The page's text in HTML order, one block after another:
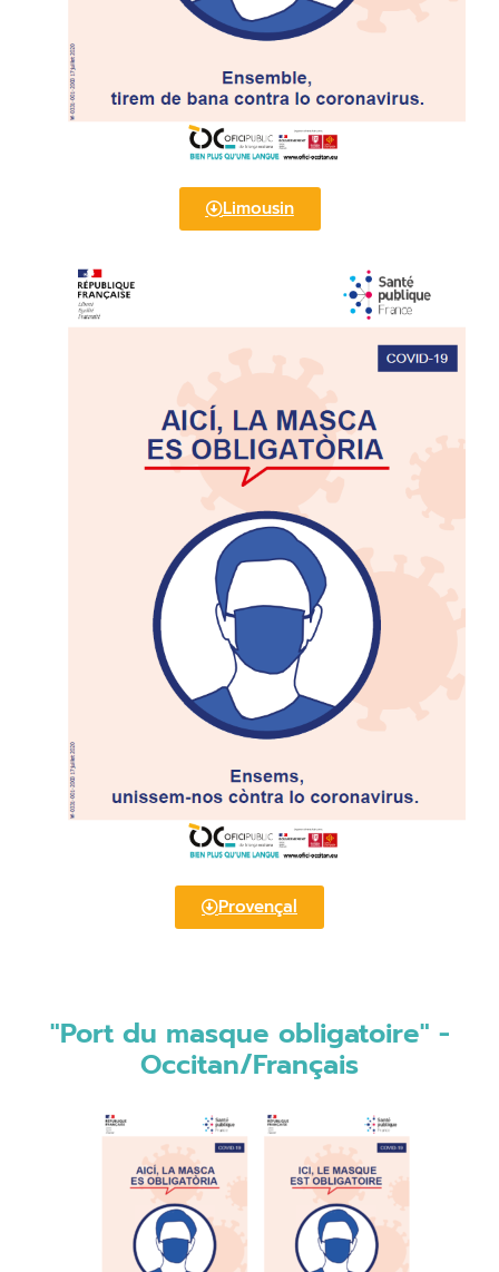
Limousin
Provençal
"Port du masque obligatoire" -
Occitan/Français